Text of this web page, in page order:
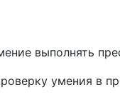
выполнять
умения в